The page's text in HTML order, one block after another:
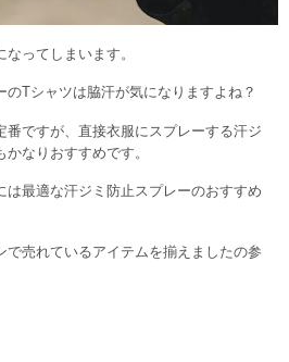
ってしまいます。
Tシャツは脇汗が気になりますよね？
番ですが、直接衣服にスプレーする汗ジ
なりおすすめです。
は最適な汗ジミ防止スプレーのおすすめ
で売れているアイテムを揃えましたの参